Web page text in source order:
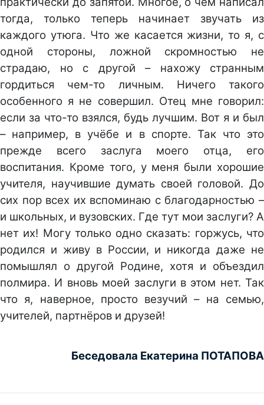
тогда, только теперь начинает звучать из
каждого утюга. Что же касается жизни, то я, с
одной стороны, ложной скромностью не
страдаю, но с другой – нахожу странным
гордиться чем-то личным. Ничего такого
особенного я не совершил. Отец мне говорил:
если за что-то взялся, будь лучшим. Вот я и был
– например, в учёбе и в спорте. Так что это
прежде всего заслуга моего отца, его
воспитания. Кроме того, у меня были хорошие
учителя, научившие думать своей головой. До
сих пор всех их вспоминаю с благодарностью –
и школьных, и вузовских. Где тут мои заслуги? А
нет их! Могу только одно сказать: горжусь, что
родился и живу в России, и никогда даже не
помышлял о другой Родине, хотя и объездил
полмира. И вновь моей заслуги в этом нет. Так
что я, наверное, просто везучий – на семью,
учителей, партнёров и друзей!
Беседовала Екатерина ПОТАПОВА